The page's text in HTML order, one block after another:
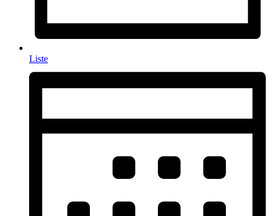
Liste